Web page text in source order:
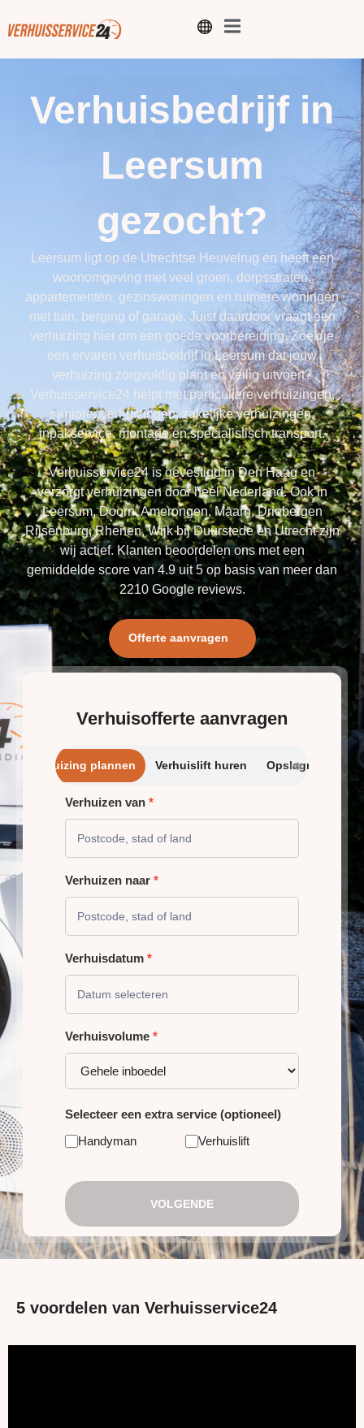
Verhuisbedrijf in
Leersum
gezocht?
Leersum ligt op de Utrechtse Heuvelrug en heeft een
woonomgeving met veel groen, dorpsstraten,
appartementen, gezinswoningen en ruimere woningen
met tuin, berging of garage. Juist daardoor vraagt een
verhuizing hier om een goede voorbereiding. Zoek je
een ervaren verhuisbedrijf in Leersum dat jouw
verhuizing zorgvuldig plant en veilig uitvoert?
Verhuisservice24 helpt met particuliere verhuizingen,
seniorenverhuizingen, zakelijke verhuizingen,
inpakservice, montage en specialistisch transport.
Verhuisservice24 is gevestigd in Den Haag en
verzorgt verhuizingen door heel Nederland. Ook in
Leersum, Doorn, Amerongen, Maarn, Driebergen
Rijsenburg, Rhenen, Wijk bij Duurstede en Utrecht zijn
wij actief. Klanten beoordelen ons met een
gemiddelde score van 4.9 uit 5 op basis van meer dan
2210 Google reviews.
Offerte aanvragen
Verhuisofferte aanvragen
Verhuizing plannen Verhuislift huren
VERHUIZING
PLANNEN
Verhuizen van *
Verhuizen naar *
Verhuisdatum *
Verhuisvolume *
Selecteer een extra service (optioneel)
Handyman
Verhuislift
VOLGENDE
5 voordelen van Verhuisservice24
➔